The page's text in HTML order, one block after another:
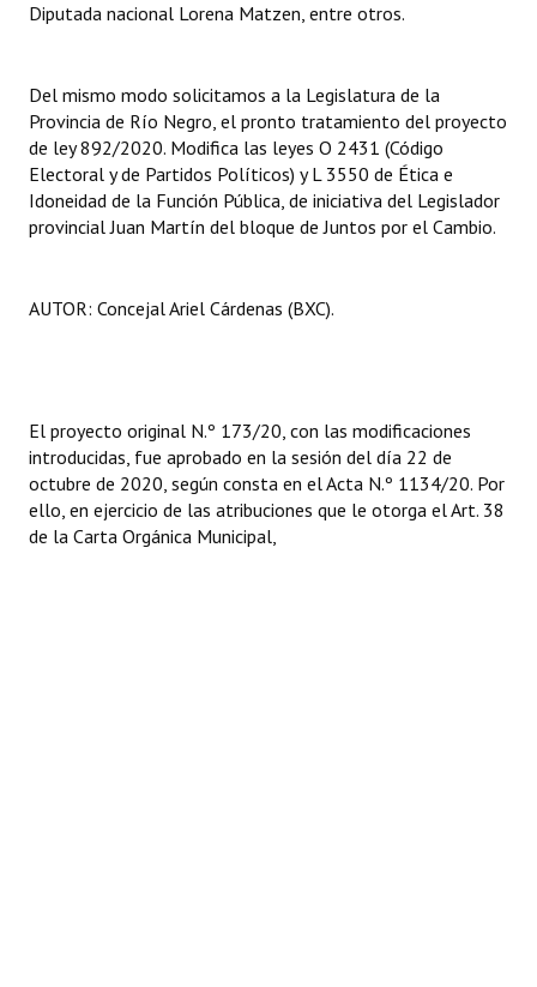
Diputada nacional Lorena Matzen, entre otros.
Del mismo modo solicitamos a la Legislatura de la
Provincia de Río Negro, el pronto tratamiento del proyecto
de ley 892/2020. Modifica las leyes O 2431 (Código
Electoral y de Partidos Políticos) y L 3550 de Ética e
Idoneidad de la Función Pública, de iniciativa del Legislador
provincial Juan Martín del bloque de Juntos por el Cambio.
AUTOR: Concejal Ariel Cárdenas (BXC).
El proyecto original N.º 173/20, con las modificaciones
introducidas, fue aprobado en la sesión del día 22 de
octubre de 2020, según consta en el Acta N.º 1134/20. Por
ello, en ejercicio de las atribuciones que le otorga el Art. 38
de la Carta Orgánica Municipal,